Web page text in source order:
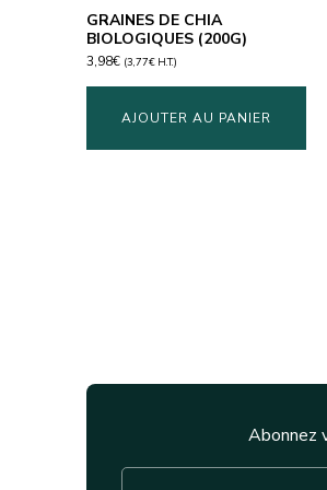
GRAINES DE CHIA
BIOLOGIQUES (200G)
3,98€ (3,77€ H.T.)
AJOUTER AU PANIER
Abonnez